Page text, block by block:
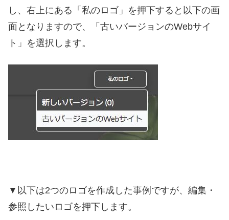
し、右上にある「私のロゴ」を押下すると以下の画
面となりますので、「古いバージョンのWebサイ
ト」を選択します。
▼以下は2つのロゴを作成した事例ですが、編集・
参照したいロゴを押下します。